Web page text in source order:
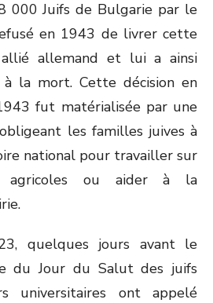
000 Juifs de Bulgarie par le
en 1943 de livrer cette
allemand et lui a ainsi
à la mort. Cette décision en
fut matérialisée par une
les familles juives à
national pour travailler sur
agricoles ou aider à la
quelques jours avant le
du Jour du Salut des juifs
universitaires ont appelé